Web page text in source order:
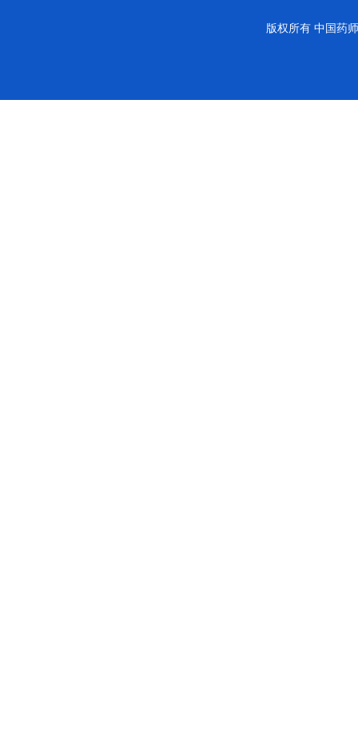
版权所有 中国药